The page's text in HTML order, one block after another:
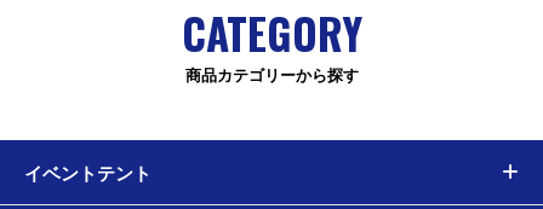
CATEGORY
商品カテゴリーから探す
イベントテント